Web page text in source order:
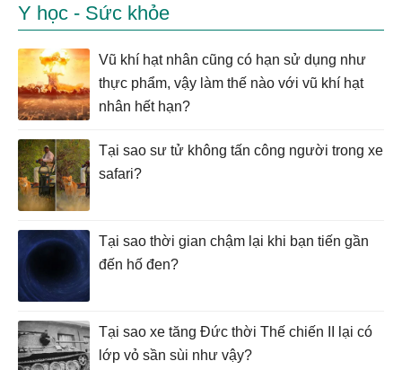
Y học - Sức khỏe
Vũ khí hạt nhân cũng có hạn sử dụng như
thực phẩm, vậy làm thế nào với vũ khí hạt
nhân hết hạn?
Tại sao sư tử không tấn công người trong xe
safari?
Tại sao thời gian chậm lại khi bạn tiến gần
đến hố đen?
Tại sao xe tăng Đức thời Thế chiến II lại có
lớp vỏ sần sùi như vậy?